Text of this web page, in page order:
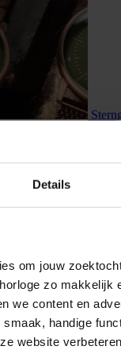
Details
om jouw
zo makkelijk
we content en
handige
website